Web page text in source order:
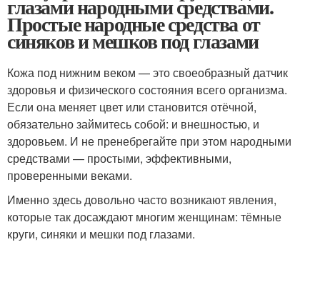
глазами народными средствами.
Простые народные средства от
синяков и мешков под глазами
Кожа под нижним веком — это своеобразный датчик
здоровья и физического состояния всего организма.
Если она меняет цвет или становится отёчной,
обязательно займитесь собой: и внешностью, и
здоровьем. И не пренебрегайте при этом народными
средствами — простыми, эффективными,
проверенными веками.
Именно здесь довольно часто возникают явления,
которые так досаждают многим женщинам: тёмные
круги, синяки и мешки под глазами.